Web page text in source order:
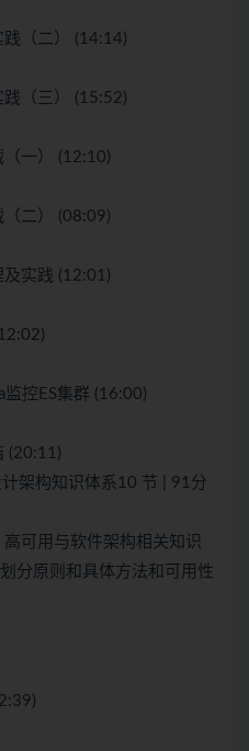
（二） (14:14)
（三） (15:52)
一） (12:10)
二） (08:09)
实践 (12:01)
控ES集群 (16:00)
(20:11)
架构知识体系10 节 | 91分
可用与软件架构相关知识
分原则和具体方法和可用性